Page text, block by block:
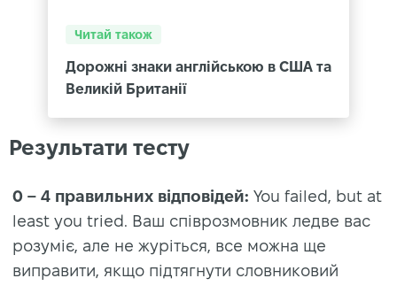
Читай також
Дорожні знаки англійською в США та
Великій Британії
Результати тесту
0 – 4 правильних відповідей: You failed, but at
least you tried. Ваш співрозмовник ледве вас
розуміє, але не журіться, все можна ще
виправити, якщо підтягнути словниковий